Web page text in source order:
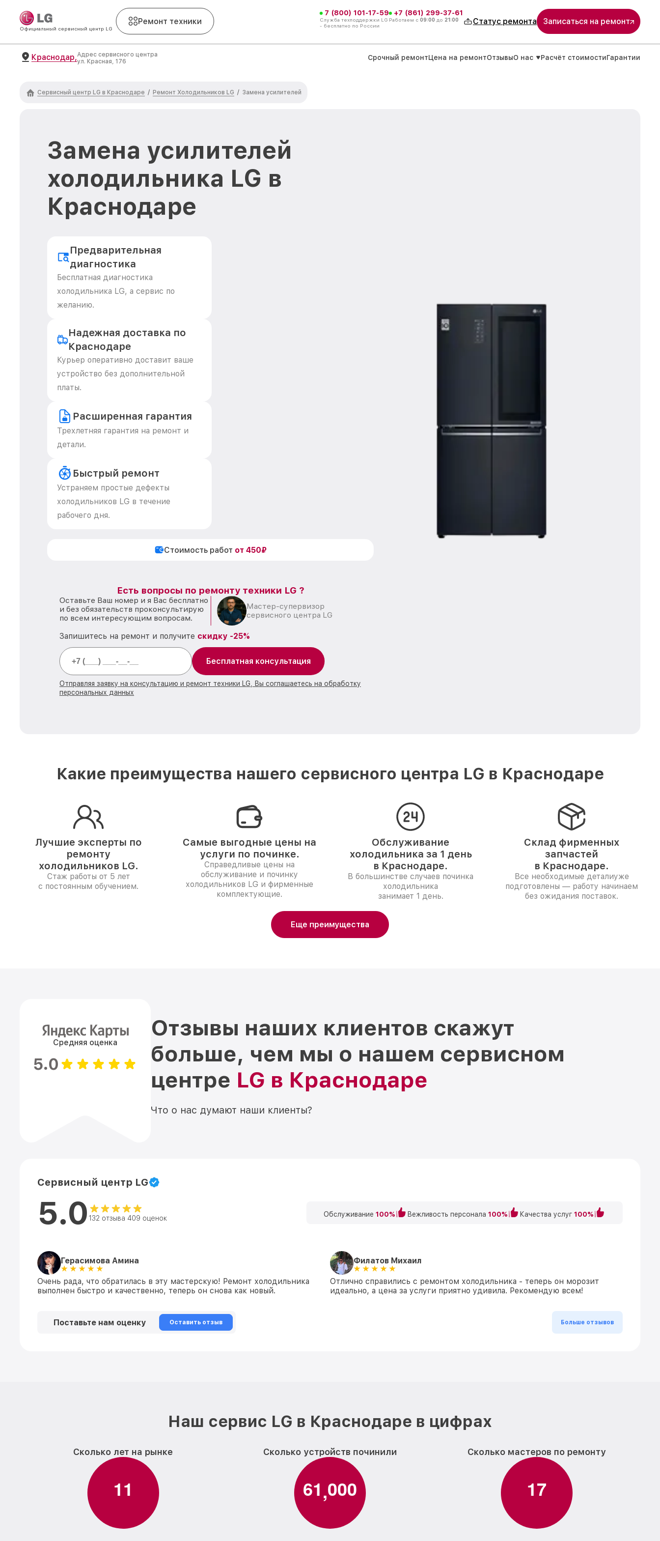
Официальный сервисный центр LG
Ремонт техники
7 (800) 101-17-59
Служба техподдержки LG
- бесплатно по России
+7 (861) 299-37-61
Работаем с 09:00 до 21:00 Статус ремонта Записаться на ремонт
Краснодар,Адрес сервисного центра
ул. Красная, 176
Срочный ремонтЦена на ремонтОтзывыО нас Расчёт стоимостиГарантии
Сервисный центр LG в Краснодаре / Ремонт Холодильников LG / Замена усилителей
Замена усилителей
холодильника LG в
Краснодаре
Предварительная
диагностика
Бесплатная диагностика
холодильника LG, а сервис по
желанию.
Надежная доставка по
Краснодаре
Курьер оперативно доставит ваше
устройство без дополнительной
платы.
Расширенная гарантия
Трехлетняя гарантия на ремонт и
детали.
Быстрый ремонт
Устраняем простые дефекты
холодильников LG в течение
рабочего дня.
Стоимость работ от 450₽
Есть вопросы по ремонту техники LG ?
Оставьте Ваш номер и я Вас бесплатно
и без обязательств проконсультирую
по всем интересующим вопросам.
Мастер-супервизор
сервисного центра LG
Запишитесь на ремонт и получите скидку -25%
Бесплатная консультация
Отправляя заявку на консультацию и ремонт техники LG, Вы соглашаетесь на обработку
персональных данных
Какие преимущества нашего сервисного центра LG в Краснодаре
Лучшие эксперты по
ремонту
холодильников LG.
Стаж работы от 5 лет
с постоянным обучением.
Самые выгодные цены на
услуги по починке.
Справедливые цены на
обслуживание и починку
холодильников LG и фирменные
комплектующие.
Обслуживание
холодильника за 1 день
в Краснодаре.
В большинстве случаев починка
холодильника
занимает 1 день.
Склад фирменных
запчастей
в Краснодаре.
Все необходимые деталиуже
подготовлены — работу начинаем
без ожидания поставок.
Еще преимущества
Средняя оценка
5.0
Отзывы наших клиентов скажут
больше, чем мы о нашем сервисном
центре LG в Краснодаре
Что о нас думают наши клиенты?
Сервисный центр LG
5.0 132 отзыва 409 оценок Обслуживание 100% Вежливость персонала 100% Качества услуг 100%
Герасимова Амина
Очень рада, что обратилась в эту мастерскую! Ремонт холодильника
выполнен быстро и качественно, теперь он снова как новый.
Филатов Михаил
Отлично справились с ремонтом холодильника - теперь он морозит
идеально, а цена за услуги приятно удивила. Рекомендую всем!
Поставьте нам оценку Оставить отзыв Больше отзывов
Наш сервис LG в Краснодаре в цифрах
Сколько лет на рынке
11
Сколько устройств починили
61,000
Сколько мастеров по ремонту
17